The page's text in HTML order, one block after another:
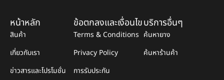
หน้าหลัก
สินค้า
เกี่ยวกับเรา
ข่าวสารและโปรโมชั่น
ข้อตกลงและเงื่อนไข
Terms & Conditions
Privacy Policy
การรับประกัน
บริการอื่นๆ
ค้นหายาง
ค้นหาร้านค้า